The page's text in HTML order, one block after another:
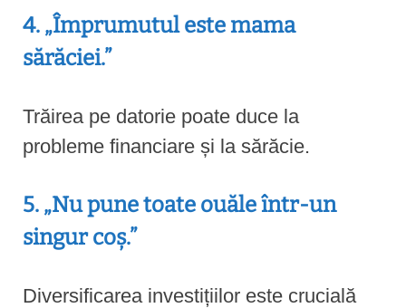
4. „Împrumutul este mama
sărăciei.”
Trăirea pe datorie poate duce la
probleme financiare și la sărăcie.
5. „Nu pune toate ouăle într-un
singur coș.”
Diversificarea investițiilor este crucială